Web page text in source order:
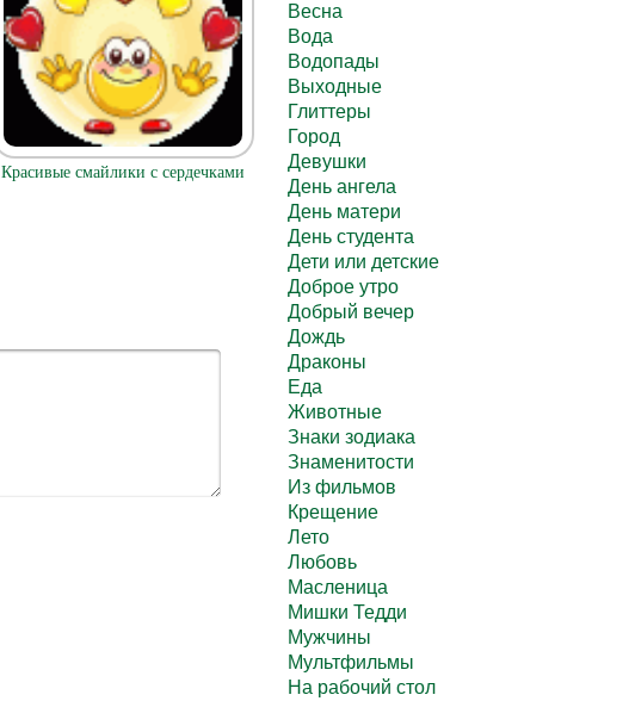
Красивые смайлики с сердечками
Весна
Вода
Водопады
Выходные
Глиттеры
Город
Девушки
День ангела
День матери
День студента
Дети или детские
Доброе утро
Добрый вечер
Дождь
Драконы
Еда
Животные
Знаки зодиака
Знаменитости
Из фильмов
Крещение
Лето
Любовь
Масленица
Мишки Тедди
Мужчины
Мультфильмы
На рабочий стол